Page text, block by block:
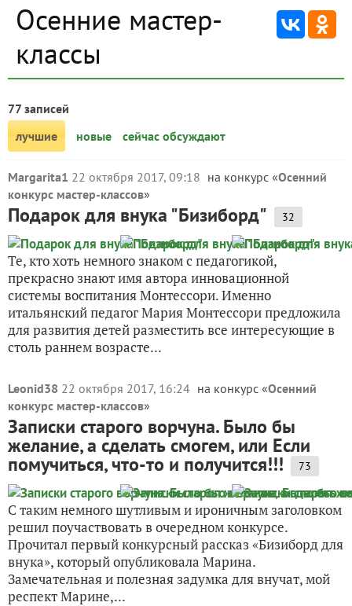
Осенние мастер-
классы
77 записей
лучшие
новые сейчас обсуждают
Margarita1 22 октября 2017, 09:18 на конкурс «Осенний
конкурс мастер-классов»
Подарок для внука "Бизиборд" 32
Те, кто хоть немного знаком с педагогикой,
прекрасно знают имя автора инновационной
системы воспитания Монтессори. Именно
итальянский педагог Мария Монтессори предложила
для развития детей разместить все интересующие в
столь раннем возрасте...
Leonid38 22 октября 2017, 16:24 на конкурс «Осенний
конкурс мастер-классов»
Записки старого ворчуна. Было бы
желание, а сделать смогем, или Если
помучиться, что-то и получится!!! 73
С таким немного шутливым и ироничным заголовком
решил поучаствовать в очередном конкурсе.
Прочитал первый конкурсный рассказ «Бизиборд для
внука», который опубликовала Марина.
Замечательная и полезная задумка для внучат, мой
респект Марине,...